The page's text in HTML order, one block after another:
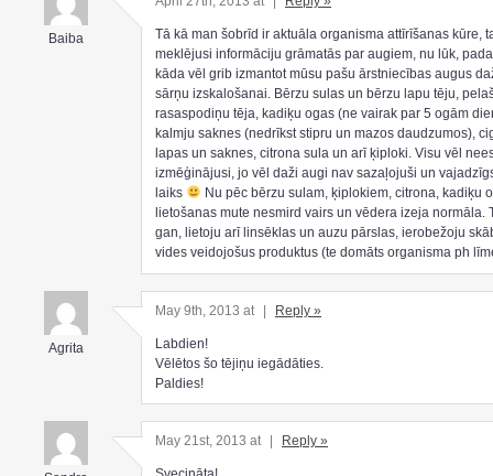
Baiba
Tā kā man šobrīd ir aktuāla organisma attīrīšanas kūre,
meklējusi informāciju grāmatās par augiem, nu lūk,
kāda vēl grib izmantot mūsu pašu ārstniecības augus
sārņu izskalošanai. Bērzu sulas un bērzu lapu tēju,
rasaspodiņu tēja, kadiķu ogas (ne vairak par 5 ogām
kalmju saknes (nedrīkst stipru un mazos daudzumos),
lapas un saknes, citrona sula un arī ķiploki. Visu vēl
izmēģinājusi, jo vēl daži augi nav sazaļojuši un
laiks
Nu pēc bērzu sulam, ķiplokiem, citrona, kadiķu
lietošanas mute nesmird vairs un vēdera izeja normāla.
gan, lietoju arī linsēklas un auzu pārslas, ierobežoju
vides veidojošus produktus (te domāts organisma ph
Agrita
May 9th, 2013 at | Reply »
Labdien!
Vēlētos šo tējiņu iegādāties.
Paldies!
May 21st, 2013 at Reply »